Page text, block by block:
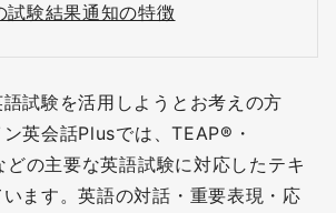
試験結果通知の特徴
試験を活用しようとお考えの方
英会話Plusでは、TEAP®・
の主要な英語試験に対応したテキ
ます。英語の対話・重要表現・応